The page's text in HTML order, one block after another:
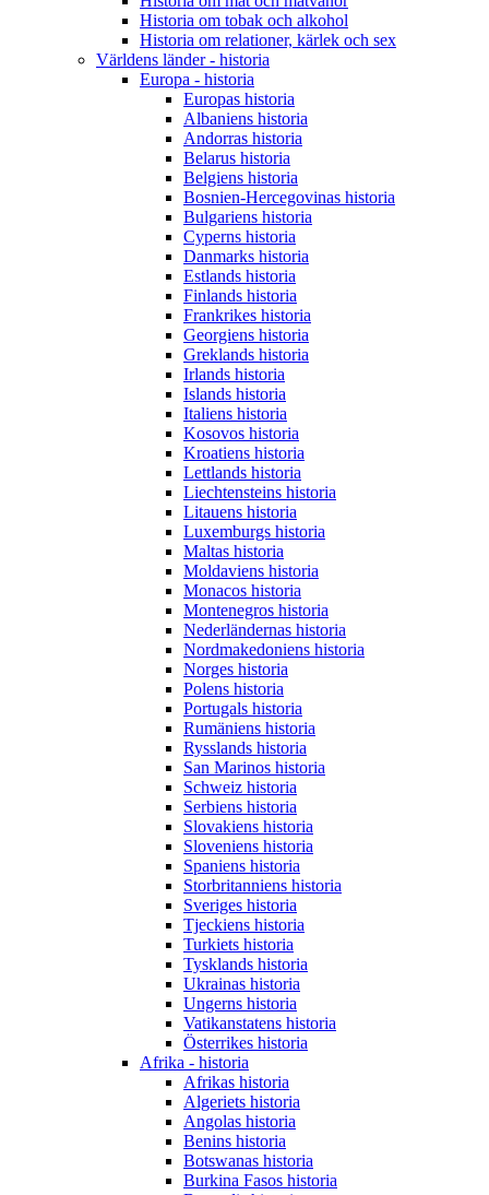
Historia om tobak och alkohol
Historia om relationer, kärlek och sex
Världens länder - historia
Europa - historia
Europas historia
Albaniens historia
Andorras historia
Belarus historia
Belgiens historia
Bosnien-Hercegovinas historia
Bulgariens historia
Cyperns historia
Danmarks historia
Estlands historia
Finlands historia
Frankrikes historia
Georgiens historia
Greklands historia
Irlands historia
Islands historia
Italiens historia
Kosovos historia
Kroatiens historia
Lettlands historia
Liechtensteins historia
Litauens historia
Luxemburgs historia
Maltas historia
Moldaviens historia
Monacos historia
Montenegros historia
Nederländernas historia
Nordmakedoniens historia
Norges historia
Polens historia
Portugals historia
Rumäniens historia
Rysslands historia
San Marinos historia
Schweiz historia
Serbiens historia
Slovakiens historia
Sloveniens historia
Spaniens historia
Storbritanniens historia
Sveriges historia
Tjeckiens historia
Turkiets historia
Tysklands historia
Ukrainas historia
Ungerns historia
Vatikanstatens historia
Österrikes historia
Afrika - historia
Afrikas historia
Algeriets historia
Angolas historia
Benins historia
Botswanas historia
Burkina Fasos historia